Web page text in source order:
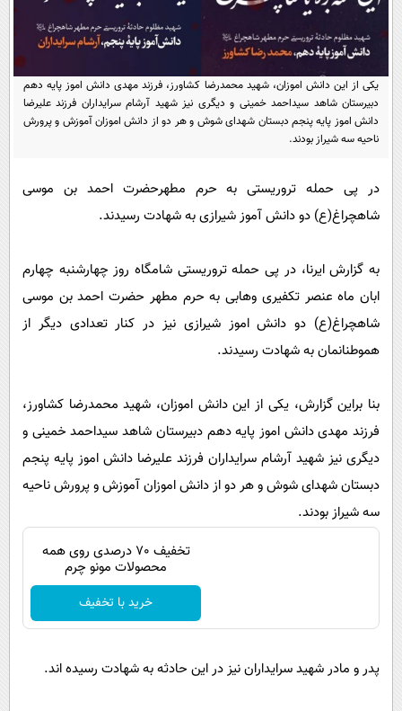
گوناگون
حوادث
اجتماعی
حیات وحش
آشپزی
دانلود
یکی از این دانش اموزان، شهید محمدرضا کشاورز، فرزند مهدی دانش اموز پایه دهم
دبیرستان شاهد سیداحمد خمینی و دیگری نیز شهید آرشام سرایداران فرزند علیرضا
دانش اموز پایه پنجم دبستان شهدای شوش و هر دو از دانش اموزان آموزش و پرورش
ناحیه سه شیراز بودند.
در پی حمله تروریستی به حرم مطهرحضرت احمد بن موسی
شاهچراغ(ع) دو دانش آموز شیرازی به شهادت رسیدند.
به گزارش ایرنا، در پی حمله تروریستی شامگاه روز چهارشنبه چهارم
ابان ماه عنصر تکفیری وهابی به حرم مطهر حضرت احمد بن موسی
شاهچراغ(ع) دو دانش اموز شیرازی نیز در کنار تعدادی دیگر از
هموطنانمان به شهادت رسیدند.
بنا براین گزارش، یکی از این دانش اموزان، شهید محمدرضا کشاورز،
فرزند مهدی دانش اموز پایه دهم دبیرستان شاهد سیداحمد خمینی و
دیگری نیز شهید آرشام سرایداران فرزند علیرضا دانش اموز پایه پنجم
دبستان شهدای شوش و هر دو از دانش اموزان آموزش و پرورش ناحیه
سه شیراز بودند.
تخفیف 70 درصدی روی همه
محصولات مونو چرم
خرید با تخفیف
پدر و مادر شهید سرایداران نیز در این حادثه به شهادت رسیده اند.